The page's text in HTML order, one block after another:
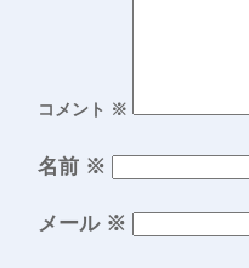
コメント ※
名前 ※
メール ※